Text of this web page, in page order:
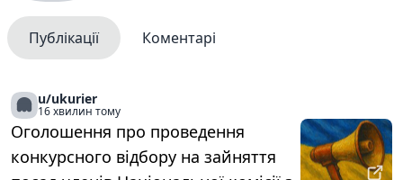
Публікації Коментарі
u/ukurier
16 хвилин тому
Оголошення про проведення
конкурсного відбору на зайняття